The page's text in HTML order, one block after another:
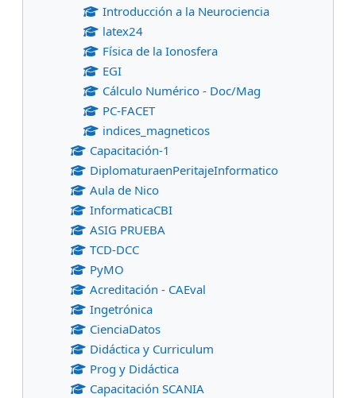
Introducción a la Neurociencia
latex24
Física de la Ionosfera
EGI
Cálculo Numérico - Doc/Mag
PC-FACET
indices_magneticos
Capacitación-1
DiplomaturaenPeritajeInformatico
Aula de Nico
InformaticaCBI
ASIG PRUEBA
TCD-DCC
PyMO
Acreditación - CAEval
Ingetrónica
CienciaDatos
Didáctica y Curriculum
Prog y Didáctica
Capacitación SCANIA